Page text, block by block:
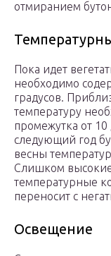
отмиранием
Пока идет
необходимо
градусов.
температуру
промежутка от 10
следующий год
весны
Слишком
температурные
переносит с
Освещение